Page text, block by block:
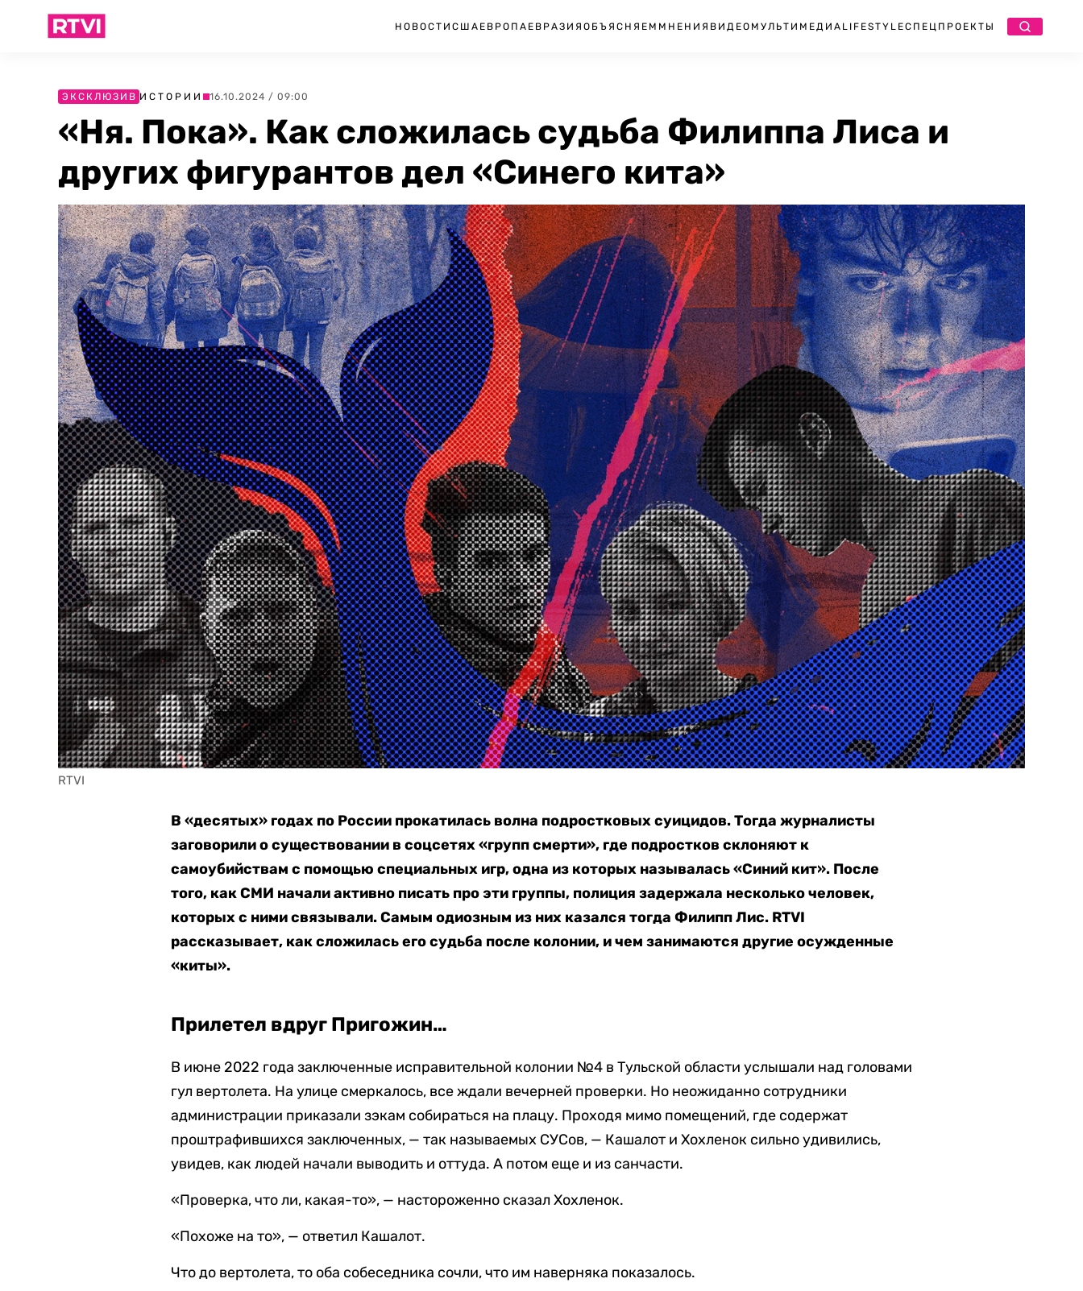
НОВОСТИ США ЕВРОПА ЕВРАЗИЯ ОБЪЯСНЯЕМ МНЕНИЯ ВИДЕО МУЛЬТИМЕДИА LIFESTYLEСПЕЦПРОЕКТЫ
ЭКСКЛЮЗИВ ИСТОРИИ 16.10.2024 / 09:00
«Ня. Пока». Как сложилась судьба Филиппа Лиса и
других фигурантов дел «Синего кита»
RTVI
В «десятых» годах по России прокатилась волна подростковых суицидов. Тогда журналисты
заговорили о существовании в соцсетях «групп смерти», где подростков склоняют к
самоубийствам с помощью специальных игр, одна из которых называлась «Синий кит». После
того, как СМИ начали активно писать про эти группы, полиция задержала несколько человек,
которых с ними связывали. Самым одиозным из них казался тогда Филипп Лис. RTVI
рассказывает, как сложилась его судьба после колонии, и чем занимаются другие осужденные
«киты».
Прилетел вдруг Пригожин…
В июне 2022 года заключенные исправительной колонии №4 в Тульской области услышали над головами
гул вертолета. На улице смеркалось, все ждали вечерней проверки. Но неожиданно сотрудники
администрации приказали зэкам собираться на плацу. Проходя мимо помещений, где содержат
проштрафившихся заключенных, — так называемых СУСов, — Кашалот и Хохленок сильно удивились,
увидев, как людей начали выводить и оттуда. А потом еще и из санчасти.
«Проверка, что ли, какая-то», — настороженно сказал Хохленок.
«Похоже на то», — ответил Кашалот.
Что до вертолета, то оба собеседника сочли, что им наверняка показалось.